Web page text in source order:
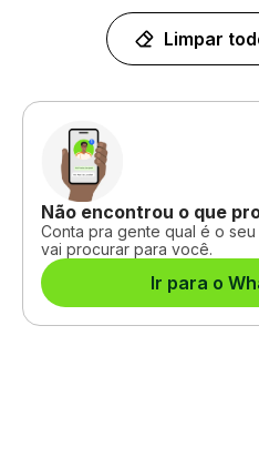
Limpar
Não encontrou o que
Conta pra gente qual é o
vai procurar para você.
Ir para o